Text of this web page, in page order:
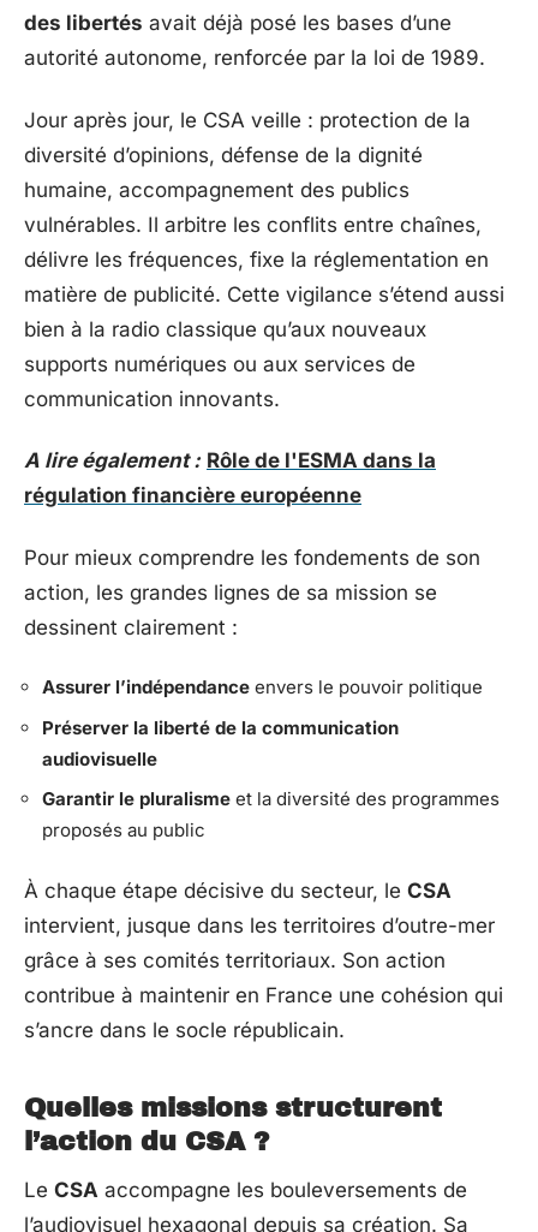
des libertés avait déjà posé les bases d’une
autorité autonome, renforcée par la loi de 1989.
Jour après jour, le CSA veille : protection de la
diversité d’opinions, défense de la dignité
humaine, accompagnement des publics
vulnérables. Il arbitre les conflits entre chaînes,
délivre les fréquences, fixe la réglementation en
matière de publicité. Cette vigilance s’étend aussi
bien à la radio classique qu’aux nouveaux
supports numériques ou aux services de
communication innovants.
A lire également : Rôle de l'ESMA dans la
régulation financière européenne
Pour mieux comprendre les fondements de son
action, les grandes lignes de sa mission se
dessinent clairement :
Assurer l’indépendance envers le pouvoir politique
Préserver la liberté de la communication
audiovisuelle
Garantir le pluralisme et la diversité des programmes
proposés au public
À chaque étape décisive du secteur, le CSA
intervient, jusque dans les territoires d’outre-mer
grâce à ses comités territoriaux. Son action
contribue à maintenir en France une cohésion qui
s’ancre dans le socle républicain.
Quelles missions structurent
l’action du CSA ?
Le CSA accompagne les bouleversements de
l’audiovisuel hexagonal depuis sa création. Sa